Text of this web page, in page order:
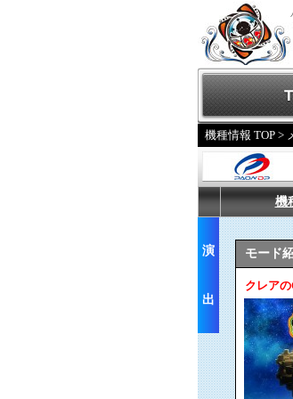
機種情報 TOP >
機
演
出
モード
クレア